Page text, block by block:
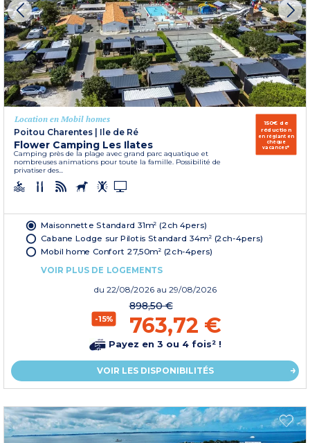
Location en Mobil homes
Poitou Charentes
Ile de Ré
Flower Camping Les Ilates
Camping près de la plage avec grand parc aquatique et
nombreuses animations pour toute la famille. Possibilité de
privatiser des...
150€ de
réduction
en réglant en
chèque
vacances*
Maisonnette Standard 31m² (2ch 4pers)
Cabane Lodge sur Pilotis Standard 34m² (2ch-4pers)
Mobil home Confort 27,50m² (2ch-4pers)
VOIR PLUS DE LOGEMENTS
du 22/08/2026 au 29/08/2026
-15%
898,50 €
763,72 €
Payez en 3 ou 4 fois² !
VOIR LES DISPONIBILITÉS